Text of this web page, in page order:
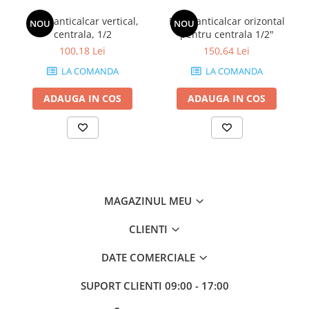
NOU
Filtru anticalcar vertical,
centrala, 1/2
100,18 Lei
LA COMANDA
ADAUGA IN COS
NOU
Filtru anticalcar orizontal
pentru centrala 1/2"
150,64 Lei
LA COMANDA
ADAUGA IN COS
MAGAZINUL MEU
CLIENTI
DATE COMERCIALE
SUPORT CLIENTI 09:00 - 17:00